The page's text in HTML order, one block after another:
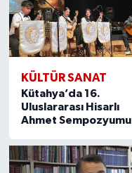
KÜLTÜR SANAT
Kütahya’da 16.
Uluslararası Hisarlı
Ahmet Sempozyumu